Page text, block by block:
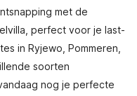
met de
perfect voor je last-
in Ryjewo, Pommeren,
soorten
nog je perfecte